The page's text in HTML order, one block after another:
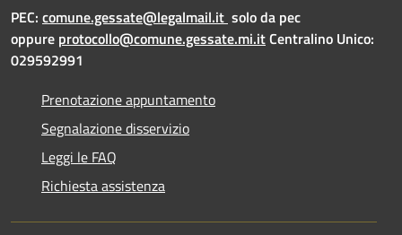
PEC: comune.gessate@legalmail.it solo da pec
oppure protocollo@comune.gessate.mi.itCentralino Unico:
029592991
Prenotazione appuntamento
Segnalazione disservizio
Leggi le FAQ
Richiesta assistenza